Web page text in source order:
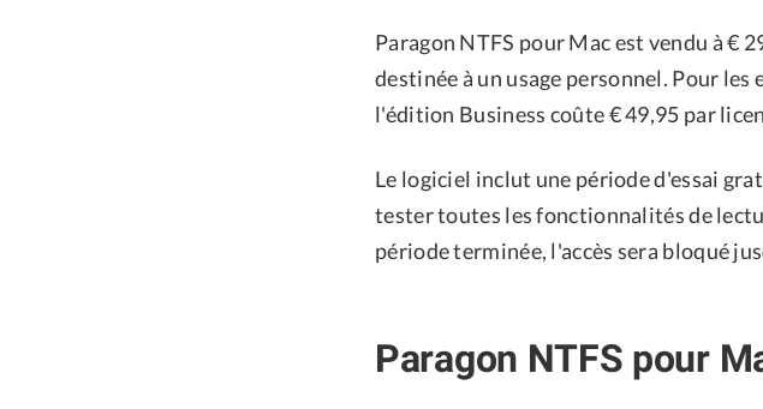
Paragon NTFS pour Mac est vendu à €
destinée à un usage personnel. Pour
l'édition Business coûte € 49,95 par
Le logiciel inclut une période d'essai
tester toutes les fonctionnalités de
période terminée, l'accès sera bloqué
Paragon NTFS pour